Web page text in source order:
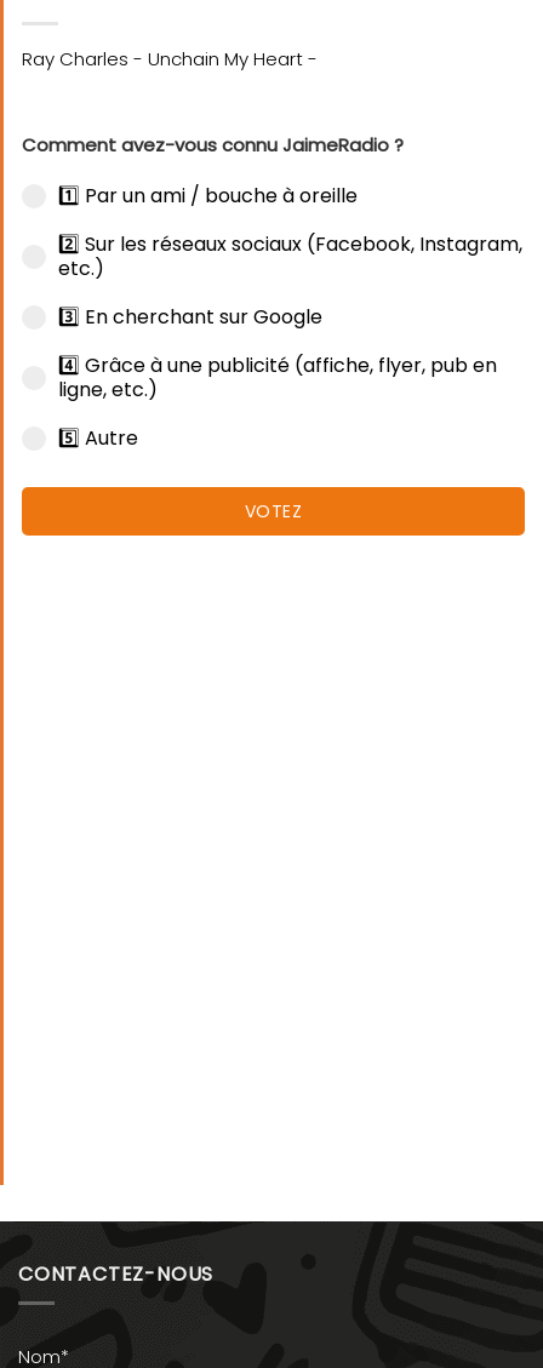
Comment avez-vous connu JaimeRadio ?
1️⃣ Par un ami / bouche à oreille
2️⃣ Sur les réseaux sociaux (Facebook, Instagram,
etc.)
3️⃣ En cherchant sur Google
4️⃣ Grâce à une publicité (affiche, flyer, pub en
ligne, etc.)
5️⃣ Autre
VOTEZ
CONTACTEZ-NOUS
Nom*